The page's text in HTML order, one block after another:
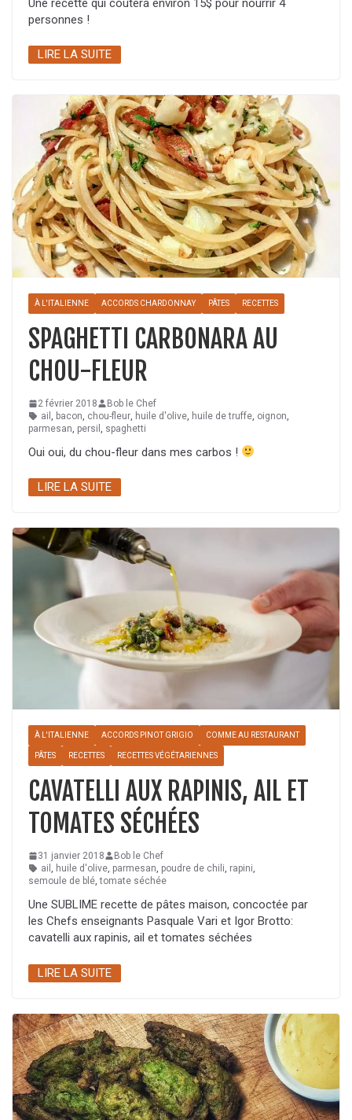
Une recette qui coûtera environ 15$ pour nourrir 4
personnes !
LIRE LA SUITE
À L'ITALIENNE ACCORDS CHARDONNAY PÂTES RECETTES
SPAGHETTI CARBONARA AU
CHOU-FLEUR
2 février 2018
Bob le Chef
ail
bacon chou-fleur huile d'olive huile de truffe oignon
parmesan persil spaghetti
Oui oui, du chou-fleur dans mes carbos !
LIRE LA SUITE
À L'ITALIENNE ACCORDS PINOT GRIGIO COMME AU RESTAURANT
PÂTES RECETTES RECETTES VÉGÉTARIENNES
CAVATELLI AUX RAPINIS, AIL ET
TOMATES SÉCHÉES
31 janvier 2018
Bob le Chef
ail , huile d'olive, parmesan, poudre de chili, rapini,
semoule de blé,tomate séchée
Une SUBLIME recette de pâtes maison, concoctée par
les Chefs enseignants Pasquale Vari et Igor Brotto:
cavatelli aux rapinis, ail et tomates séchées
LIRE LA SUITE